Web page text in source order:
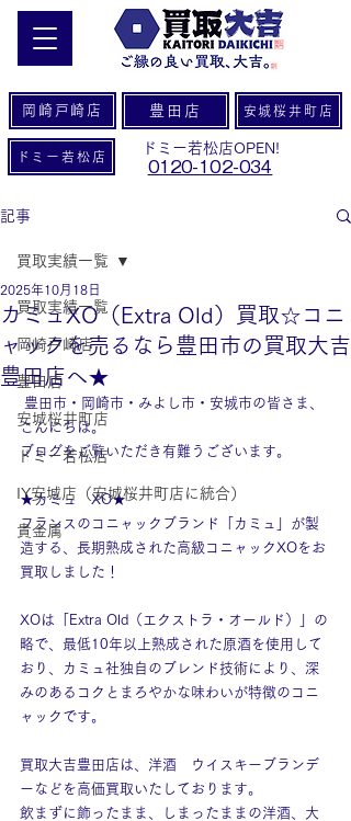
岡崎戸崎店 豊田店 安城桜井町店
ドミー若松店
ドミー若松店OPEN!
0120-102-034
記事
買取実績一覧
岡崎戸崎店
豊田店
安城桜井町店
ドミー若松店
IY安城店（安城桜井町店に統合）
貴金属
買取実績一覧
カミュXO（Extra Old）買取☆コニ
ャックを売るなら豊田市の買取大吉
豊田店へ★
2025年10月18日
豊田市・岡崎市・みよし市・安城市の皆さま、
こんにちは。
ブログをご覧いただき有難うございます。
★カミュ　XO★
フランスのコニャックブランド「カミュ」が製
造する、長期熟成された高級コニャックXOをお
買取しました！
XOは「Extra Old（エクストラ・オールド）」の
略で、最低10年以上熟成された原酒を使用して
おり、カミュ社独自のブレンド技術により、深
みのあるコクとまろやかな味わいが特徴のコニ
ャックです。
買取大吉豊田店は、洋酒　ウイスキーブランデ
ーなどを高価買取いたしております。
飲まずに飾ったまま、しまったままの洋酒、大